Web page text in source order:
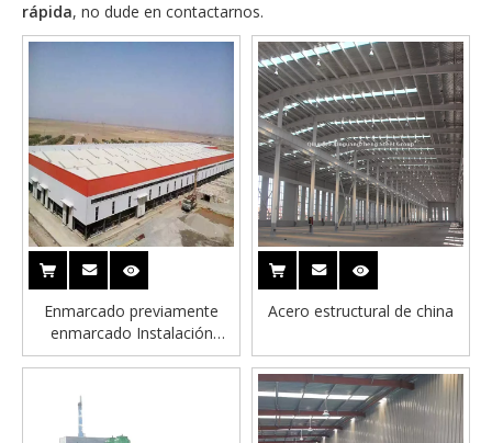
rápida, no dude en contactarnos.
Enmarcado previamente
enmarcado Instalación
rápida Taller de acero
Acero estructural de china